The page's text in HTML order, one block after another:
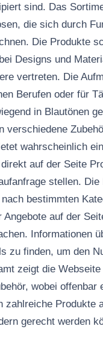
sind. Das
die sich durch
Die Produkte
Designs und
vertreten. Die
Berufen oder für
in Blautönen
wahrscheinlich
auf der Seite
stellen.
bestimmten
auf der
Informationen
zu finden, um den
zeigt die
wobei
Produkte
gerecht werden